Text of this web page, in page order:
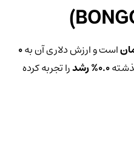
است و ارزش دلاری آن به0
0.0% رشدرا تجربه کرده